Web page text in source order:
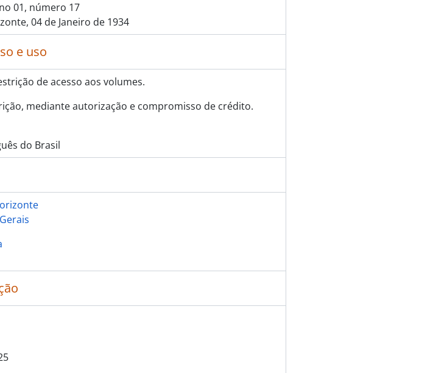
01, número 17
04 de Janeiro de 1934
e uso
de acesso aos volumes.
mediante autorização e compromisso de crédito.
do Brasil